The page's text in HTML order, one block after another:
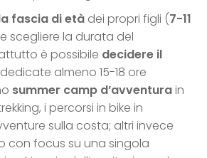
fascia di età dei propri figli (7-11
scegliere la durata del
è possibile decidere il
almeno 15-18 ore
summer camp d’avventurain
i percorsi in bike in
sulla costa; altri invece
con focus su una singola